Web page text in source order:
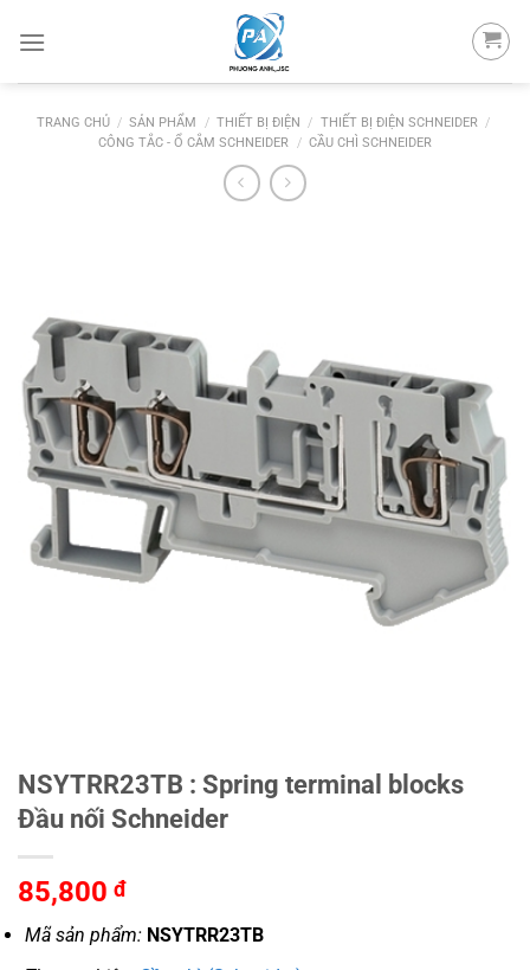
TRANG CHỦ / SẢN PHẨM / THIẾT BỊ ĐIỆN / THIẾT BỊ ĐIỆN SCHNEIDER /
CÔNG TẮC - Ổ CẮM SCHNEIDER / CẦU CHÌ SCHNEIDER
NSYTRR23TB : Spring terminal blocks
Đầu nối Schneider
85,800 đ
Mã sản phẩm: NSYTRR23TB